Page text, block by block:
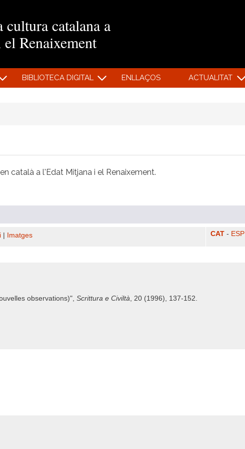
catalana a
Renaixement
BIBLIOTECA DIGITAL ENLLAÇOS ACTUALITAT
català a l'Edat Mitjana i el Renaixement.
Imatges CAT - ESP
observations)", Scrittura e Civiltà, 20 (1996), 137-152.